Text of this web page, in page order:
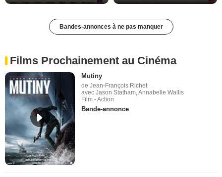
Bandes-annonces à ne pas manquer
Films Prochainement au Cinéma
Mutiny
de Jean-François Richet
avec Jason Statham, Annabelle Wallis
Film - Action
Bande-annonce